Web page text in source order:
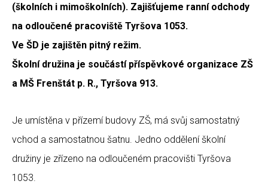
(školních i mimoškolních). Zajišťujeme ranní odchody
na odloučené pracoviště Tyršova 1053.
Ve ŠD je zajištěn pitný režim.
Školní družina je součástí příspěvkové organizace ZŠ
a MŠ Frenštát p. R., Tyršova 913.
Je umístěna v přízemí budovy ZŠ, má svůj samostatný
vchod a samostatnou šatnu. Jedno oddělení školní
družiny je zřízeno na odloučeném pracovišti Tyršova
1053.